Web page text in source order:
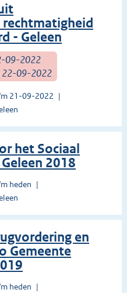
- Geleen
09-2022
22-09-2022
21-09-2022
het Sociaal
2018
heden
en
Gemeente
heden